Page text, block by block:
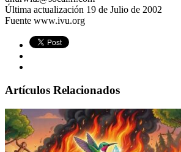
Última actualización 19 de Julio de 2002
Fuente www.ivu.org
Artículos Relacionados